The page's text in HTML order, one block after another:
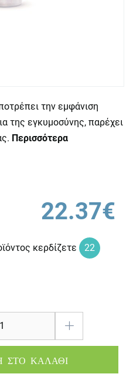
την εμφάνιση
της εγκυμοσύνης, παρέχει
Περισσότερα
22.37€
κερδίζετε
22
ΣΤΟ ΚΑΛΑΘΙ